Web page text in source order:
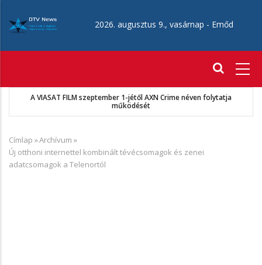
tartalomra
2026. augusztus 9., vasárnap - Emőd
MKSZ-Sport TV megállapodás
Morzsa
Címlap »Archívum »
Új otthoni internettel kombinált tévécsomagok és zenei
adatcsomagok a Telenortól